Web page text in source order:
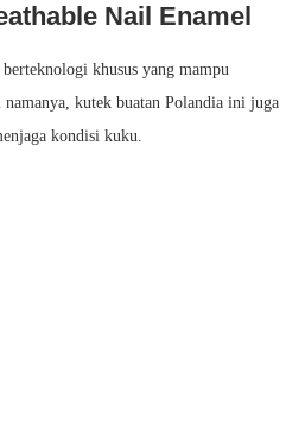
Nail Enamel
khusus yang mampu
namanya, kutek buatan Polandia ini juga
kondisi kuku.